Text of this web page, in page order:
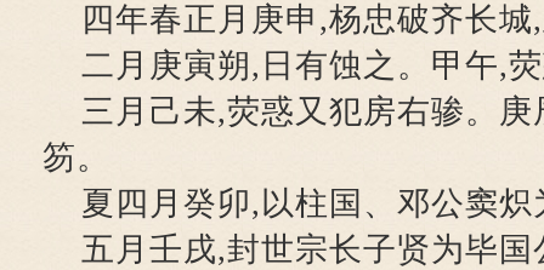
四年春正月庚申,杨忠破齐长
二月庚寅朔,日有蚀之。甲午,
三月己未,荧惑又犯房右骖。
笏。
夏四月癸卯,以柱国、邓公窦炽
五月壬戌,封世宗长子贤为毕